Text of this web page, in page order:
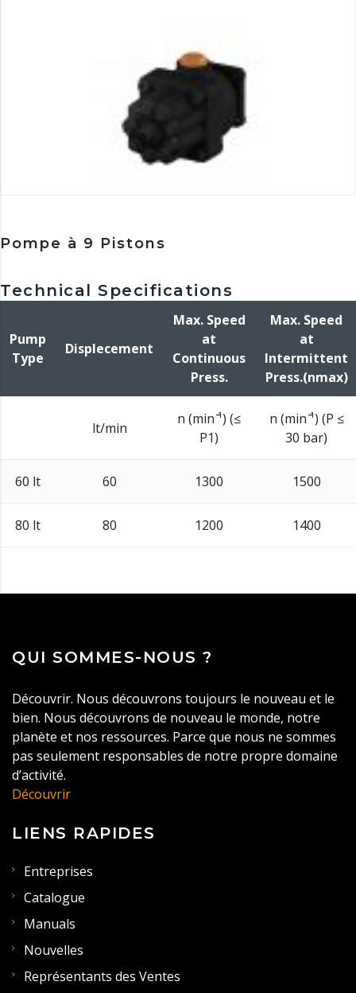
Pompe à 9 Pistons
Technical Specifications
Pump
Type
Displecement
Max. Speed
at
Continuous
Press.
Max. Speed
at
Intermittent
Press.(nmax)
lt/min
n (min ̄¹) (≤
P1)
n (min ̄¹) (P ≤
30 bar)
60 lt 60 1300 1500
80 lt 80 1200 1400
QUI SOMMES-NOUS ?
Découvrir. Nous découvrons toujours le nouveau et le
bien. Nous découvrons de nouveau le monde, notre
planète et nos ressources. Parce que nous ne sommes
pas seulement responsables de notre propre domaine
d’activité.
Découvrir
LIENS RAPIDES
Entreprises
Catalogue
Manuals
Nouvelles
Représentants des Ventes